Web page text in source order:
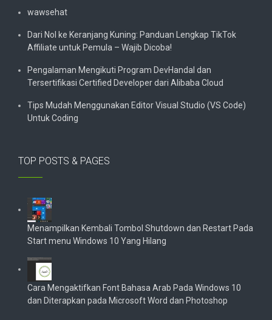
wawsehat
Dari Nol ke Keranjang Kuning: Panduan Lengkap TikTok
Affiliate untuk Pemula – Wajib Dicoba!
Pengalaman Mengikuti Program DevHandal dan
Tersertifikasi Certified Developer dari Alibaba Cloud
Tips Mudah Menggunakan Editor Visual Studio (VS Code)
Untuk Coding
TOP POSTS & PAGES
Menampilkan Kembali Tombol Shutdown dan Restart Pada
Start menu Windows 10 Yang Hilang
Cara Mengaktifkan Font Bahasa Arab Pada Windows 10
dan Diterapkan pada Microsoft Word dan Photoshop